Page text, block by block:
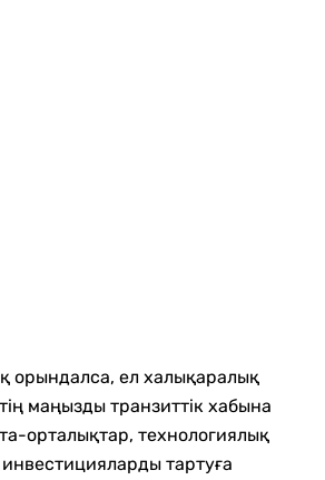
орындалса, ел халықаралық
маңызды транзиттік хабына
орталықтар, технологиялық
тартуға